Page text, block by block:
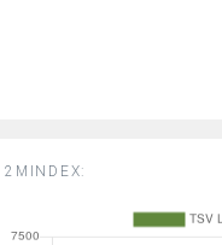
2MINDEX: